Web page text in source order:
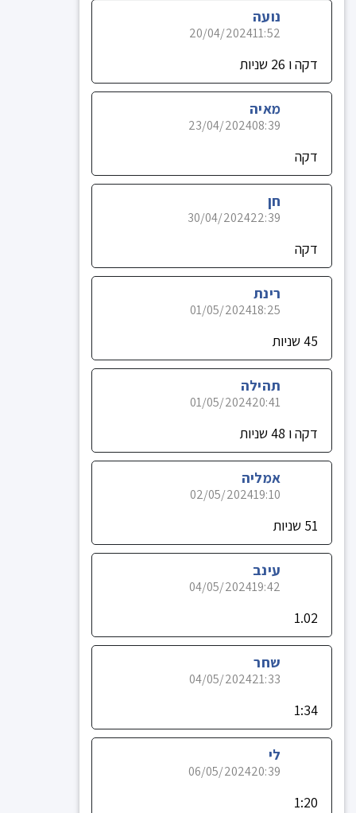
נועה
11:52
20/04/2024
דקה ו 26 שניות
מאיה
08:39
23/04/2024
דקה
חן
22:39
30/04/2024
דקה
רינת
18:25
01/05/2024
45 שניות
תהילה
20:41
01/05/2024
דקה ו 48 שניות
אמליה
19:10
02/05/2024
51 שניות
עינב
19:42
04/05/2024
1.02
שחר
21:33
04/05/2024
1:34
לי
20:39
06/05/2024
1:20